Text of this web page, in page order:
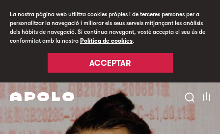
La nostra pàgina web utilitza cookies pròpies i de terceres persones per a
personalitzar la navegació i millorar els seus serveis mitjançant les anàlisis
dels hàbits de navegació. Si continua navegant, vostè accepta el seu ús de
conformitat amb la nostra Política de cookies.
ACCEPTAR